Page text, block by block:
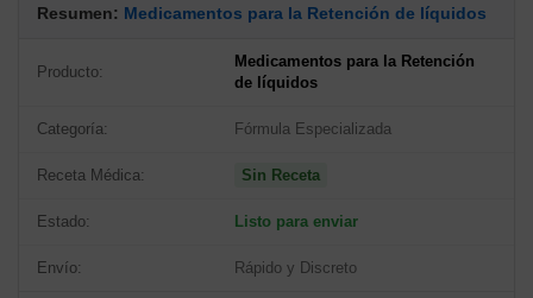
Resumen: Medicamentos para la Retención de líquidos
Producto:
Medicamentos para la Retención
de líquidos
Categoría: Fórmula Especializada
Receta Médica: Sin Receta
Estado: Listo para enviar
Envío: Rápido y Discreto